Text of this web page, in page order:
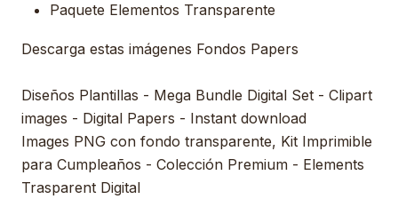
Paquete Elementos Transparente
Descarga estas imágenes Fondos Papers
Diseños Plantillas - Mega Bundle Digital Set - Clipart
images - Digital Papers - Instant download
Images PNG con fondo transparente, Kit Imprimible
para Cumpleaños - Colección Premium - Elements
Trasparent Digital